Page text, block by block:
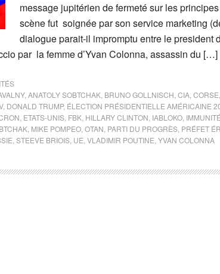
message jupitérien de fermeté sur les
scène fut soignée par son service marketing
dialogue parait-il impromptu entre le president
par la femme d’Yvan Colonna, assassin du […]
, ANATOLY SOBTCHAK BRUNO GOLLNISCH CIA CORSE
, DONALD TRUMP, ÉLECTION PRÉSIDENTIELLE AMÉRICAINE
ETATS-UNIS FBK HILLARY CLINTON IABLOKO
MIKE POMPEO OTAN PARTI DU PROGRÈS PRÉFET
STEEVE BRIOIS UE VLADIMIR POUTINE YVAN COLONNA